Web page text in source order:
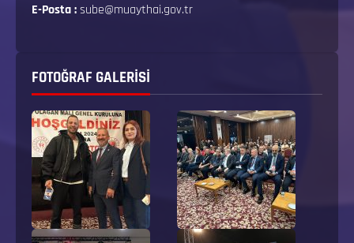
E-Posta :sube@muaythai.gov.tr
FOTOĞRAF GALERISI